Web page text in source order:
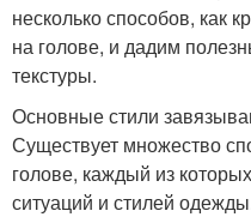
несколько способов, как
на голове, и дадим
текстуры.
Основные стили
Существует множество
голове, каждый из
ситуаций и стилей